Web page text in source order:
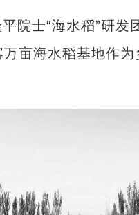
士“海水稻”研发
亩海水稻基地作